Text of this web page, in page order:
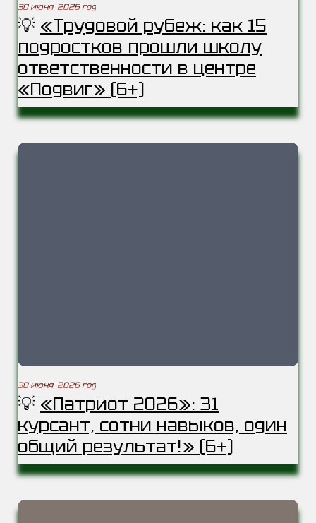
30 июня 2026 год
💡 «Трудовой рубеж: как 15
подростков прошли школу
ответственности в центре
«Подвиг» (6+)
30 июня 2026 год
💡 «Патриот 2026»: 31
курсант, сотни навыков, один
общий результат!» (6+)